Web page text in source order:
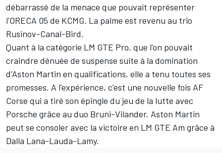
débarrassé de la menace que pouvait représenter
l'ORECA 05 de KCMG. La palme est revenu au trio
Rusinov-Canal-Bird.
Quant à la catégorie LM GTE Pro, que l'on pouvait
craindre dénuée de suspense suite à la domination
d'Aston Martin en qualifications, elle a tenu toutes ses
promesses. A l'expérience, c'est une nouvelle fois AF
Corse qui a tiré son épingle du jeu de la lutte avec
Porsche grâce au duo Bruni-Vilander. Aston Martin
peut se consoler avec la victoire en LM GTE Am grâce à
Dalla Lana-Lauda-Lamy.